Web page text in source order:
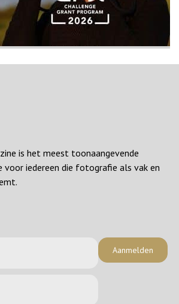
is het meest toonaangevende
iedereen die fotografie als vak en
Aanmelden